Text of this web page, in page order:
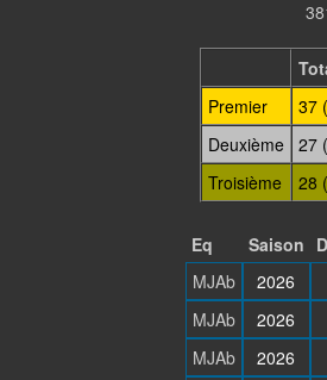
Premier
37
Deuxième 27
Troisième
28
Eq Saison
MJAb
2026
MJAb
2026
MJAb
2026